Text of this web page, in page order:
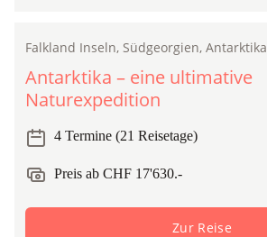
Falkland Inseln, Südgeorgien, Antarktika
Antarktika – eine ultimative
Naturexpedition
4 Termine (21 Reisetage)
Preis ab CHF 17'630.-
Zur Reise